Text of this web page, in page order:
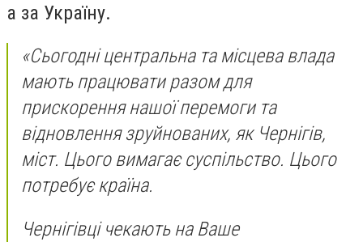
а за Україну.
«Сьогодні центральна та місцева влада
мають працювати разом для
прискорення нашої перемоги та
відновлення зруйнованих, як Чернігів,
міст. Цього вимагає суспільство. Цього
потребує країна.
Чернігівці чекають на Ваше